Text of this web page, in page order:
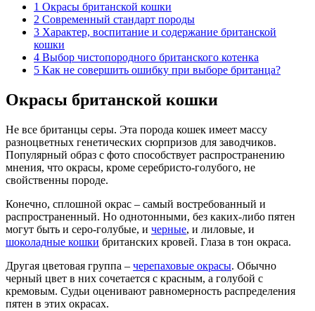
1 Окрасы британской кошки
2 Современный стандарт породы
3 Характер, воспитание и содержание британской
кошки
4 Выбор чистопородного британского котенка
5 Как не совершить ошибку при выборе британца?
Окрасы британской кошки
Не все британцы серы. Эта порода кошек имеет массу
разноцветных генетических сюрпризов для заводчиков.
Популярный образ с фото способствует распространению
мнения, что окрасы, кроме серебристо-голубого, не
свойственны породе.
Конечно, сплошной окрас – самый востребованный и
распространенный. Но однотонными, без каких-либо пятен
могут быть и серо-голубые, и черные, и лиловые, и
шоколадные кошки британских кровей. Глаза в тон окраса.
Другая цветовая группа – черепаховые окрасы. Обычно
черный цвет в них сочетается с красным, а голубой с
кремовым. Судьи оценивают равномерность распределения
пятен в этих окрасах.